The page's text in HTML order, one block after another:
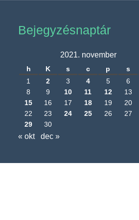
Bejegyzésnaptár
2021. november
h K s c p s
1
2 3 4 5 6
8
9 10 11 12 13
15
16 17 18 19 20
22
23 24 25 26 27
29
30
« okt dec »